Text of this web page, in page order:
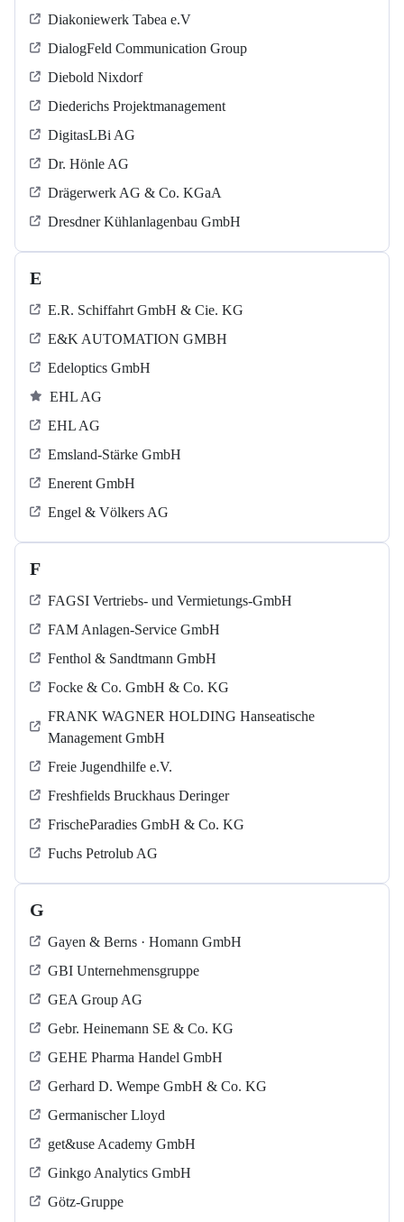
Diakoniewerk Tabea e.V
DialogFeld Communication Group
Diebold Nixdorf
Diederichs Projektmanagement
DigitasLBi AG
Dr. Hönle AG
Drägerwerk AG & Co. KGaA
Dresdner Kühlanlagenbau GmbH
E
E.R. Schiffahrt GmbH & Cie. KG
E&K AUTOMATION GMBH
Edeloptics GmbH
EHL AG
EHL AG
Emsland-Stärke GmbH
Enerent GmbH
Engel & Völkers AG
F
FAGSI Vertriebs- und Vermietungs-GmbH
FAM Anlagen-Service GmbH
Fenthol & Sandtmann GmbH
Focke & Co. GmbH & Co. KG
FRANK WAGNER HOLDING Hanseatische
Management GmbH
Freie Jugendhilfe e.V.
Freshfields Bruckhaus Deringer
FrischeParadies GmbH & Co. KG
Fuchs Petrolub AG
G
Gayen & Berns · Homann GmbH
GBI Unternehmensgruppe
GEA Group AG
Gebr. Heinemann SE & Co. KG
GEHE Pharma Handel GmbH
Gerhard D. Wempe GmbH & Co. KG
Germanischer Lloyd
get&use Academy GmbH
Ginkgo Analytics GmbH
Götz-Gruppe